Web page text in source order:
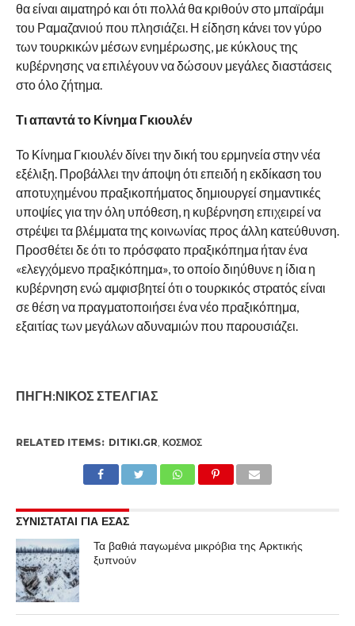
θα είναι αιματηρό και ότι πολλά θα κριθούν στο μπαϊράμι
του Ραμαζανιού που πλησιάζει. Η είδηση κάνει τον γύρο
των τουρκικών μέσων ενημέρωσης, με κύκλους της
κυβέρνησης να επιλέγουν να δώσουν μεγάλες διαστάσεις
στο όλο ζήτημα.
Τι απαντά το Κίνημα Γκιουλέν
Το Κίνημα Γκιουλέν δίνει την δική του ερμηνεία στην νέα
εξέλιξη. Προβάλλει την άποψη ότι επειδή η εκδίκαση του
αποτυχημένου πραξικοπήματος δημιουργεί σημαντικές
υποψίες για την όλη υπόθεση, η κυβέρνηση επιχειρεί να
στρέψει τα βλέμματα της κοινωνίας προς άλλη κατεύθυνση.
Προσθέτει δε ότι το πρόσφατο πραξικόπημα ήταν ένα
«ελεγχόμενο πραξικόπημα», το οποίο διηύθυνε η ίδια η
κυβέρνηση ενώ αμφισβητεί ότι ο τουρκικός στρατός είναι
σε θέση να πραγματοποιήσει ένα νέο πραξικόπημα,
εξαιτίας των μεγάλων αδυναμιών που παρουσιάζει.
ΠΗΓΗ:ΝΙΚΟΣ ΣΤΕΛΓΙΑΣ
RELATED ITEMS: DITIKI.GR, ΚΌΣΜΟΣ
ΣΥΝΙΣΤΑΤΑΙ ΓΙΑ ΕΣΑΣ
Τα βαθιά παγωμένα μικρόβια της Αρκτικής
ξυπνούν